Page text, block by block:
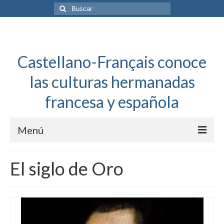
Buscar
por:
Castellano-Français conoce
las culturas hermanadas
francesa y española
Menú
Français: Dossier Général
Français à toute allure
El siglo de Oro